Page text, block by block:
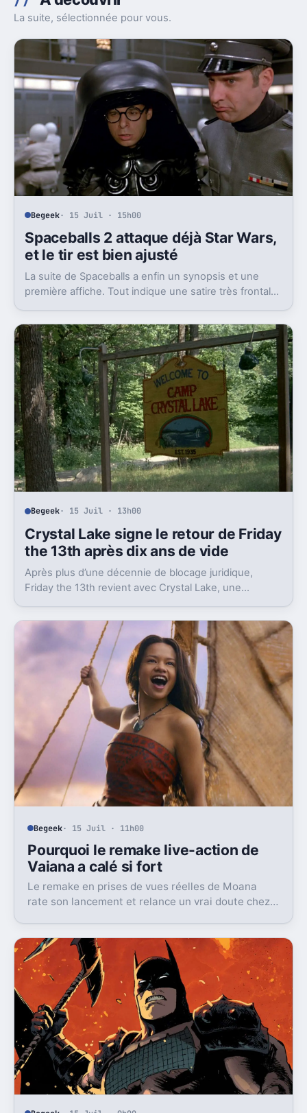
La suite, sélectionnée pour vous.
Begeek· 15 Juil · 15h00
Spaceballs 2 attaque déjà Star Wars,
et le tir est bien ajusté
La suite de Spaceballs a enfin un synopsis et une
première affiche. Tout indique une satire très frontale
Begeek· 15 Juil · 13h00
Crystal Lake signe le retour de Friday
the 13th après dix ans de vide
Après plus d’une décennie de blocage juridique,
Friday the 13th revient avec Crystal Lake, une
décor.
Begeek· 15 Juil · 11h00
Pourquoi le remake live-action de
Vaiana a calé si fort
Le remake en prises de vues réelles de Moana
rate son lancement et relance un vrai doute chez